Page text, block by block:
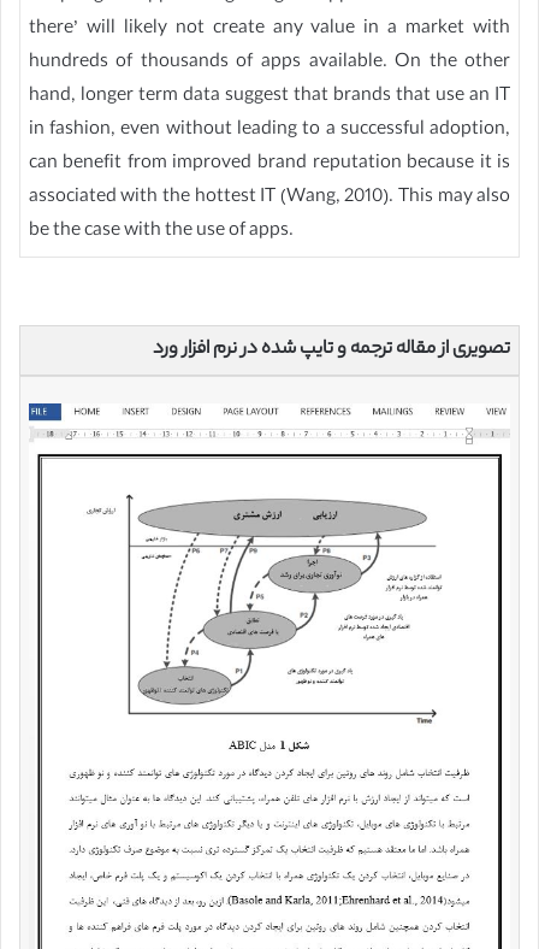
there’ will likely not create any value in a market with
hundreds of thousands of apps available. On the other
hand, longer term data suggest that brands that use an IT
in fashion, even without leading to a successful adoption,
can benefit from improved brand reputation because it is
associated with the hottest IT (Wang, 2010). This may also
be the case with the use of apps.
تصویری از مقاله ترجمه و تایپ شده در نرم افزار ورد